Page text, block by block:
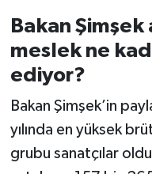
Bakan Şimşek
meslek ne
ediyor?
Bakan Şimşek’in
yılında en yüksek
grubu sanatçılar